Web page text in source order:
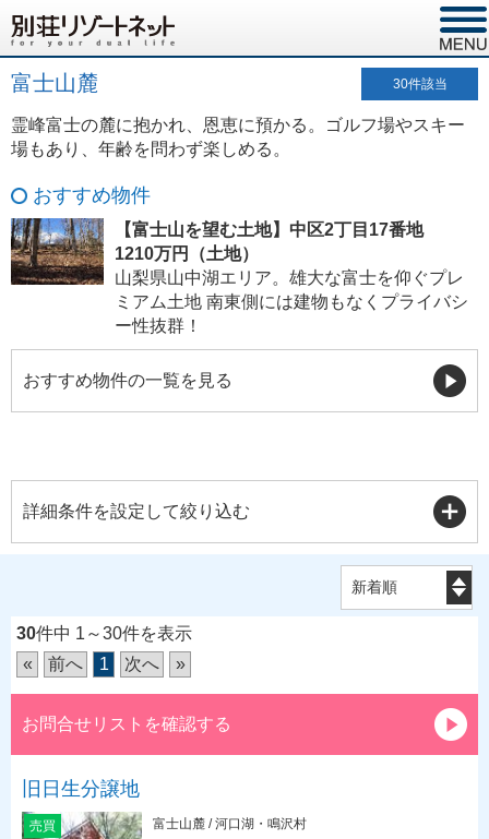
富士山麓 30件該当
霊峰富士の麓に抱かれ、恩恵に預かる。ゴルフ場やスキー
場もあり、年齢を問わず楽しめる。
おすすめ物件
【富士山を望む土地】中区2丁目17番地
1210万円（土地）
山梨県山中湖エリア。雄大な富士を仰ぐプレ
ミアム土地 南東側には建物もなくプライバシ
ー性抜群！
おすすめ物件の一覧を見る
詳細条件を設定して絞り込む
30件中 1～30件を表示
«
前へ 1 次へ »
お問合せリストを確認する
旧日生分譲地
売買
富士山麓 / 河口湖・鳴沢村